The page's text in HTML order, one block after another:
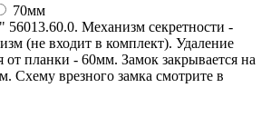
70мм
56013.60.0. Механизм секретности -
(не входит в комплект). Удаление
от планки - 60мм. Замок закрывается на
Схему врезного замка смотрите в